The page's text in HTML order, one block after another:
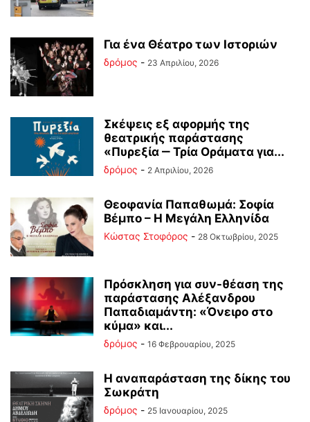
Για ένα Θέατρο των Ιστοριών
δρόμος - 23 Απριλίου, 2026
Σκέψεις εξ αφορμής της
θεατρικής παράστασης
«Πυρεξία ‒ Τρία Οράματα για...
δρόμος - 2 Απριλίου, 2026
Θεοφανία Παπαθωμά: Σοφία
Βέμπο – Η Μεγάλη Ελληνίδα
Κώστας Στοφόρος - 28 Οκτωβρίου, 2025
Πρόσκληση για συν-θέαση της
παράστασης Αλέξανδρου
Παπαδιαμάντη: «Όνειρο στο
κύμα» και...
δρόμος - 16 Φεβρουαρίου, 2025
Η αναπαράσταση της δίκης του
Σωκράτη
δρόμος - 25 Ιανουαρίου, 2025